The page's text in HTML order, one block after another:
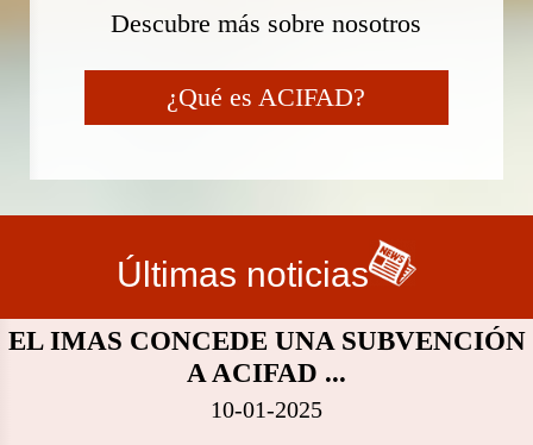
Descubre más sobre nosotros
¿Qué es ACIFAD?
Últimas noticias
EL IMAS CONCEDE UNA SUBVENCIÓN
A ACIFAD ...
10-01-2025